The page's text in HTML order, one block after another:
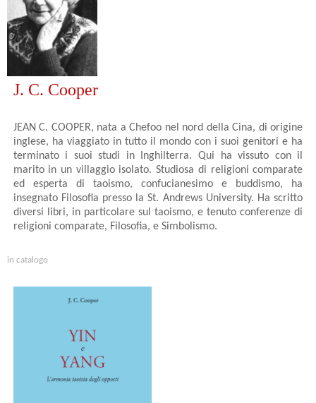
J. C. Cooper
JEAN C. COOPER, nata a Chefoo nel nord della Cina, di origine
inglese, ha viaggiato in tutto il mondo con i suoi genitori e ha
terminato i suoi studi in Inghilterra. Qui ha vissuto con il
marito in un villaggio isolato. Studiosa di religioni comparate
ed esperta di taoismo, confucianesimo e buddismo, ha
insegnato Filosofia presso la St. Andrews University. Ha scritto
diversi libri, in particolare sul taoismo, e tenuto conferenze di
religioni comparate, Filosofia, e Simbolismo.
in catalogo